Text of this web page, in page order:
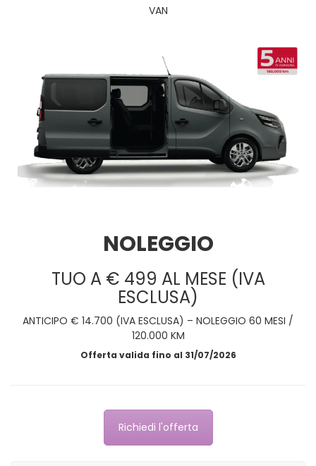
VAN
NOLEGGIO
TUO A € 499 AL MESE (IVA
ESCLUSA)
ANTICIPO € 14.700 (IVA ESCLUSA) – NOLEGGIO 60 MESI /
120.000 KM
Offerta valida fino al 31/07/2026
Richiedi l'offerta